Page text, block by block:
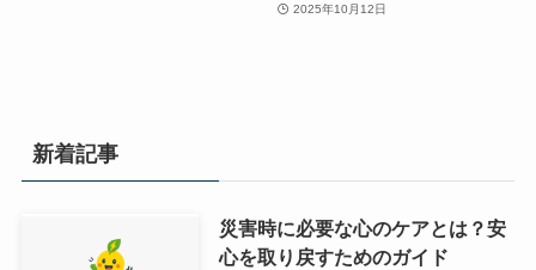
2025年10月12日
新着記事
災害時に必要な心のケアとは？安
心を取り戻すためのガイド